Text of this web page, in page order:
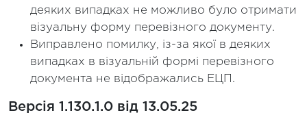
деяких випадках не можливо було отримати
візуальну форму перевізного документу.
Виправлено помилку, із-за якої в деяких
випадках в візуальній формі перевізного
документа не відображались ЕЦП.
Версія 1.130.1.0 від 13.05.25